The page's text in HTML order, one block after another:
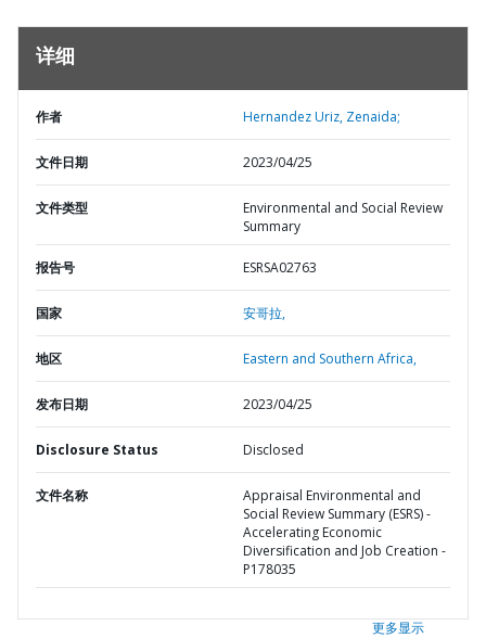
详细
作者 Hernandez Uriz, Zenaida;
文件日期 2023/04/25
文件类型
Environmental and Social Review
Summary
报告号 ESRSA02763
国家 安哥拉,
地区 Eastern and Southern Africa,
发布日期 2023/04/25
Disclosure Status Disclosed
文件名称
Appraisal Environmental and
Social Review Summary (ESRS) -
Accelerating Economic
Diversification and Job Creation -
P178035
更多显示